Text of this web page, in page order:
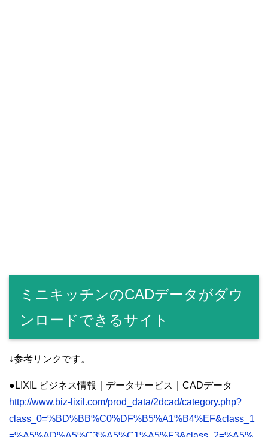
ミニキッチンのCADデータがダウ
ンロードできるサイト
↓参考リンクです。
●LIXIL ビジネス情報｜データサービス｜CADデータ
http://www.biz-lixil.com/prod_data/2dcad/category.php?
class_0=%BD%BB%C0%DF%B5%A1%B4%EF&class_1